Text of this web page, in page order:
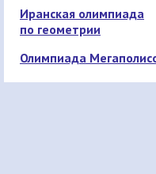
Иранская олимпиада
по геометрии
Олимпиада